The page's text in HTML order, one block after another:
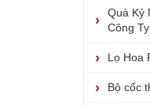
Quà Kỷ
Công Ty
Lọ Hoa
Bộ cốc